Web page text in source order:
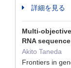
詳細を見る
Multi-
RNA
Akito Taneda
Frontiers in